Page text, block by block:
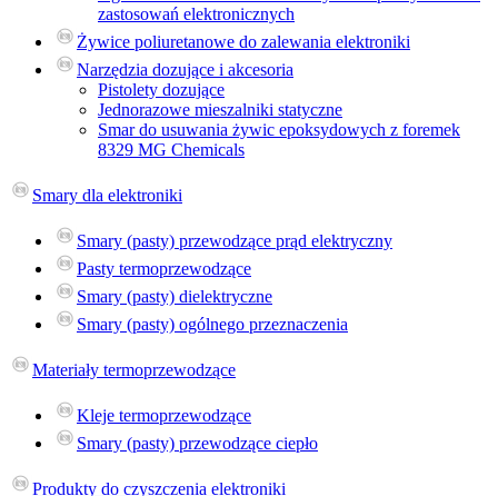
zastosowań elektronicznych
Żywice poliuretanowe do zalewania elektroniki
Narzędzia dozujące i akcesoria
Pistolety dozujące
Jednorazowe mieszalniki statyczne
Smar do usuwania żywic epoksydowych z foremek
8329 MG Chemicals
Smary dla elektroniki
Smary (pasty) przewodzące prąd elektryczny
Pasty termoprzewodzące
Smary (pasty) dielektryczne
Smary (pasty) ogólnego przeznaczenia
Materiały termoprzewodzące
Kleje termoprzewodzące
Smary (pasty) przewodzące ciepło
Produkty do czyszczenia elektroniki